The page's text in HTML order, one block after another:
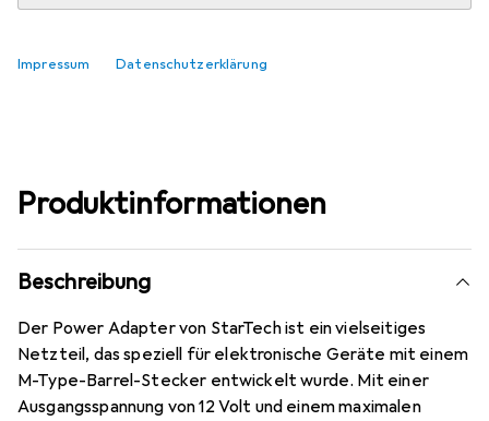
Impressum Datenschutzerklärung
Produktinformationen
Beschreibung
Der Power Adapter von StarTech ist ein vielseitiges
Netzteil, das speziell für elektronische Geräte mit einem
M-Type-Barrel-Stecker entwickelt wurde. Mit einer
Ausgangsspannung von 12 Volt und einem maximalen